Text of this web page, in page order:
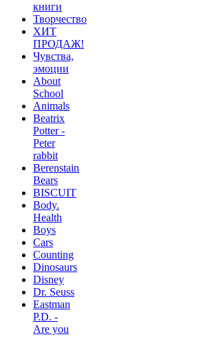
книги
Творчество
ХИТ
ПРОДАЖ!
Чувства,
эмоции
About
School
Animals
Beatrix
Potter -
Peter
rabbit
Berenstain
Bears
BISCUIT
Body.
Health
Boys
Cars
Counting
Dinosaurs
Disney
Dr. Seuss
Eastman
P.D. -
Are you